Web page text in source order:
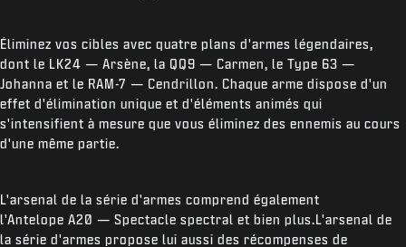
Éliminez vos cibles avec quatre plans d'armes légendaires,
dont le LK24 — Arsène, la QQ9 — Carmen, le Type 63 —
Johanna et le RAM-7 — Cendrillon. Chaque arme dispose d'un
effet d'élimination unique et d'éléments animés qui
s'intensifient à mesure que vous éliminez des ennemis au cours
d'une même partie.
L'arsenal de la série d'armes comprend également
l'Antelope A20 — Spectacle spectral et bien plus.L'arsenal de
la série d'armes propose lui aussi des récompenses de